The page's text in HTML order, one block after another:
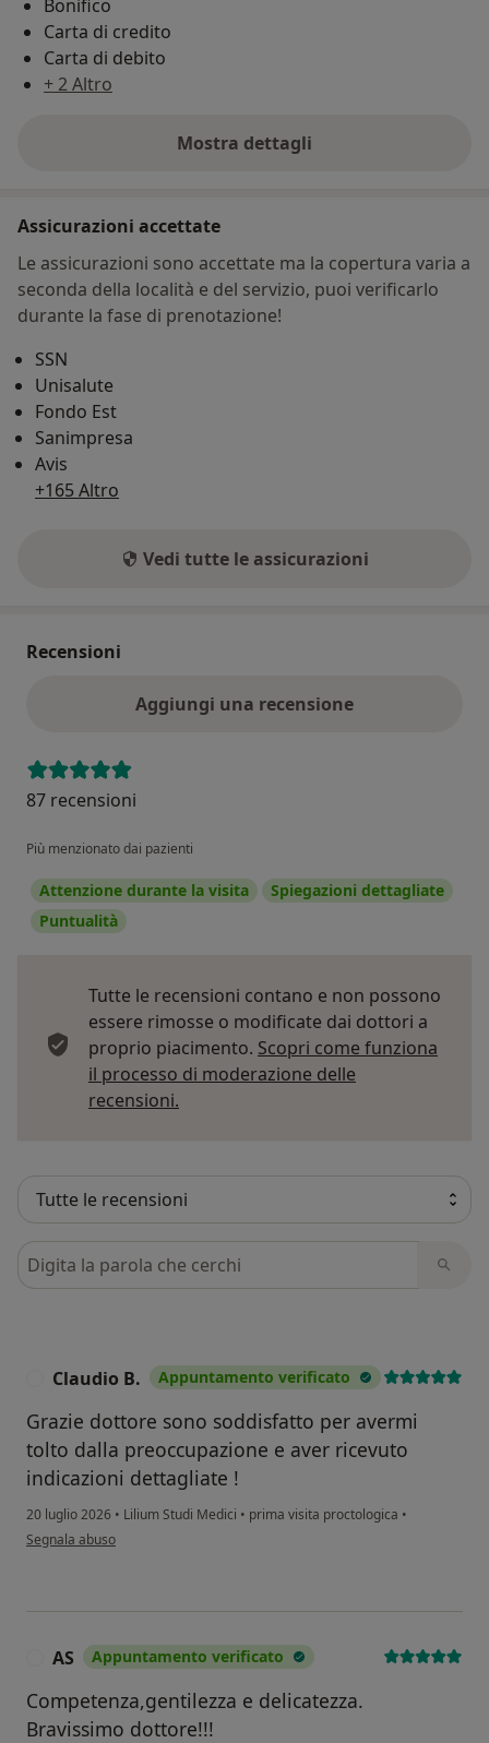
Bonifico
Carta di credito
Carta di debito
+ 2 Altro
Mostra dettagli
sull'indirizzo
Assicurazioni accettate
Le assicurazioni sono accettate ma la copertura varia a
seconda della località e del servizio, puoi verificarlo
durante la fase di prenotazione!
SSN
Unisalute
Fondo Est
Sanimpresa
Avis
+165 Altro
Vedi tutte le assicurazioni
Recensioni
Aggiungi una recensione
87 recensioni
Più menzionato dai pazienti
Attenzione durante la visita
Spiegazioni dettagliate
Puntualità
Tutte le recensioni contano e non possono
essere rimosse o modificate dai dottori a
proprio piacimento. Scopri come funziona
il processo di moderazione delle
recensioni.
Cerca nelle recensioni
Claudio B. Appuntamento verificato
Grazie dottore sono soddisfatto per avermi
tolto dalla preoccupazione e aver ricevuto
indicazioni dettagliate !
20 luglio 2026 • Lilium Studi Medici • prima visita proctologica •
secondo l'opinione dell'utente Claudio B.
Segnala abuso
AS Appuntamento verificato
Competenza,gentilezza e delicatezza.
Bravissimo dottore!!!